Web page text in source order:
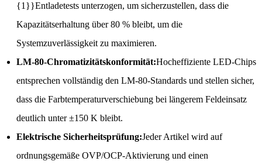
{1}}Entladetests unterzogen, um sicherzustellen, dass die
Kapazitätserhaltung über 80 % bleibt, um die
Systemzuverlässigkeit zu maximieren.
LM-80-Chromatizitätskonformität:Hocheffiziente LED-Chips
entsprechen vollständig den LM-80-Standards und stellen sicher,
dass die Farbtemperaturverschiebung bei längerem Feldeinsatz
deutlich unter ±150 K bleibt.
Elektrische Sicherheitsprüfung:Jeder Artikel wird auf
ordnungsgemäße OVP/OCP-Aktivierung und einen